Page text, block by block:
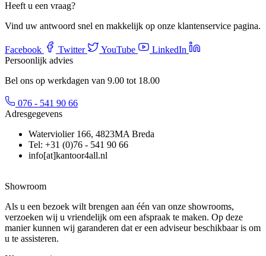
Heeft u een vraag?
Vind uw antwoord snel en makkelijk op onze klantenservice pagina.
Facebook Twitter YouTube
LinkedIn
Persoonlijk advies
Bel ons op werkdagen van 9.00 tot 18.00
076 - 541 90 66
Adresgegevens
Waterviolier 166, 4823MA Breda
Tel: +31 (0)76 - 541 90 66
info[at]kantoor4all.nl
Showroom
Als u een bezoek wilt brengen aan één van onze showrooms,
verzoeken wij u vriendelijk om een afspraak te maken. Op deze
manier kunnen wij garanderen dat er een adviseur beschikbaar is om
u te assisteren.